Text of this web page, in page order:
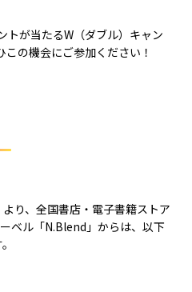
トが当たるW（ダブル）キャン
の機会にご参加ください！
り、全国書店・電子書籍ストア
ベル「N.Blend」からは、以下